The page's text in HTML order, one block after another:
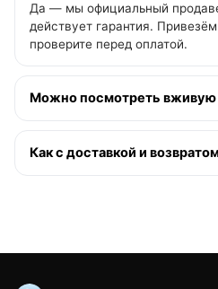
Да — мы официальный
действует гарантия.
проверите перед оплатой.
Можно посмотреть вживую
Как с доставкой и